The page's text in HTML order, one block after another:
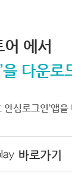
에서
을 다운로
심로그인’앱을